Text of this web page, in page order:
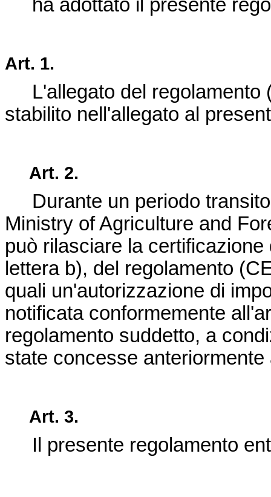
ha adottato il presente
Art. 1.
L'allegato del regolamento
stabilito nell'allegato al
Art. 2.
Durante un periodo
Ministry of Agriculture and
può rilasciare la
lettera b), del regolamento
quali un'autorizzazione di
notificata conformemente
regolamento suddetto, a
state concesse anteriormente
Art. 3.
Il presente regolamento